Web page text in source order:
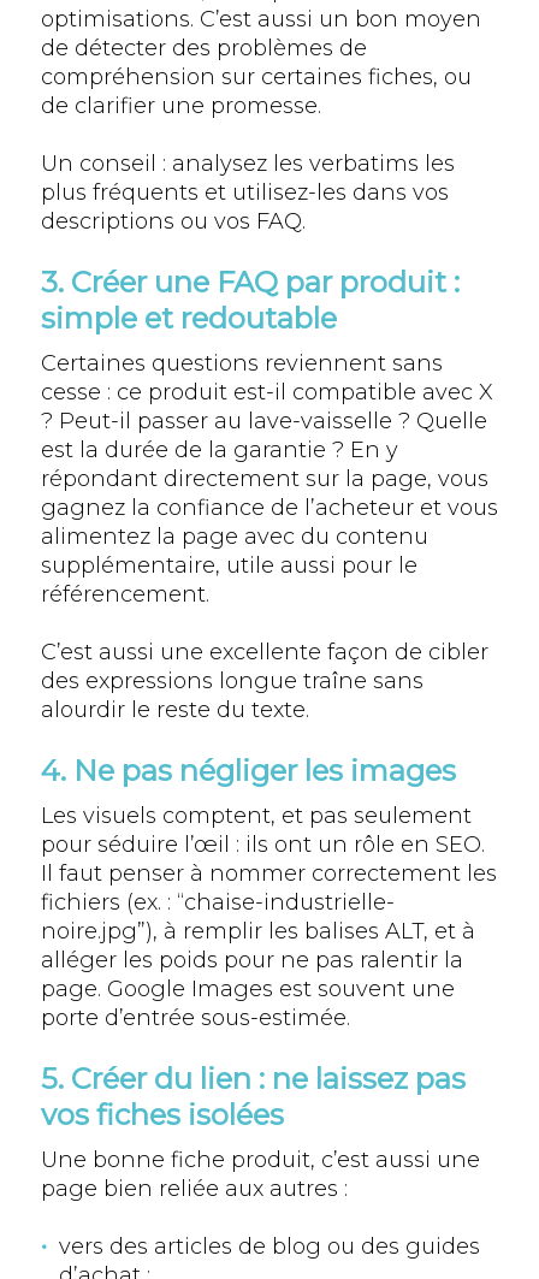
optimisations. C’est aussi un bon moyen
de détecter des problèmes de
compréhension sur certaines fiches, ou
de clarifier une promesse.
Un conseil : analysez les verbatims les
plus fréquents et utilisez-les dans vos
descriptions ou vos FAQ.
3. Créer une FAQ par produit :
simple et redoutable
Certaines questions reviennent sans
cesse : ce produit est-il compatible avec X
? Peut-il passer au lave-vaisselle ? Quelle
est la durée de la garantie ? En y
répondant directement sur la page, vous
gagnez la confiance de l’acheteur et vous
alimentez la page avec du contenu
supplémentaire, utile aussi pour le
référencement.
C’est aussi une excellente façon de cibler
des expressions longue traîne sans
alourdir le reste du texte.
4. Ne pas négliger les images
Les visuels comptent, et pas seulement
pour séduire l’œil : ils ont un rôle en SEO.
Il faut penser à nommer correctement les
fichiers (ex. : “chaise-industrielle-
noire.jpg”), à remplir les balises ALT, et à
alléger les poids pour ne pas ralentir la
page. Google Images est souvent une
porte d’entrée sous-estimée.
5. Créer du lien : ne laissez pas
vos fiches isolées
Une bonne fiche produit, c’est aussi une
page bien reliée aux autres :
vers des articles de blog ou des guides